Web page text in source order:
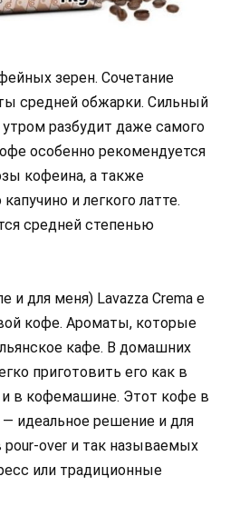
зерен. Сочетание
средней обжарки. Сильный
разбудит даже самого
особенно рекомендуется
кофеина, а также
и легкого латте.
средней степенью
и для меня) Lavazza Crema e
кофе. Ароматы, которые
кафе. В домашних
приготовить его как в
в кофемашине. Этот кофе в
идеальное решение и для
pour-over и так называемых
или традиционные